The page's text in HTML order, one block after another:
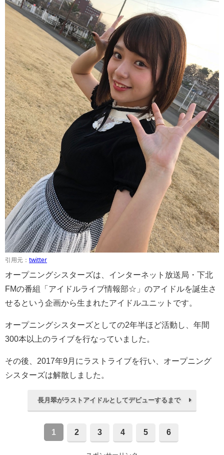
引用元： twitter
オープニングシスターズは、インターネット放送局・下北
FMの番組「アイドルライブ情報部☆」のアイドルを誕生さ
せるという企画から生まれたアイドルユニットです。
オープニングシスターズとしての2年半ほど活動し、年間
300本以上のライブを行なっていました。
その後、2017年9月にラストライブを行い、オープニング
シスターズは解散しました。
長月翠がラストアイドルとしてデビューするまで
1 2 3 4 5 6